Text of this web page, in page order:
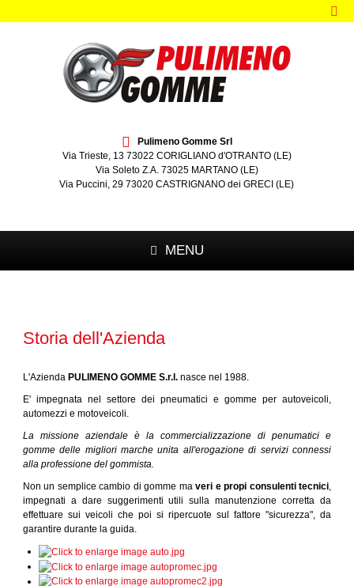
Pulimeno Gomme Srl
Via Trieste, 13 73022 CORIGLIANO d'OTRANTO (LE)
Via Soleto Z.A. 73025 MARTANO (LE)
Via Puccini, 29 73020 CASTRIGNANO dei GRECI (LE)
MENU
Storia dell'Azienda
L'Azienda PULIMENO GOMME S.r.l.nasce nel 1988.
E' impegnata nel settore dei pneumatici e gomme per autoveicoli,
automezzi e motoveicoli.
La missione aziendale è la commercializzazione di penumatici e
gomme delle migliori marche unita all'erogazione di servizi connessi
alla professione del gommista.
Non un semplice cambio di gomme maveri e propi consulenti tecnici,
impegnati a dare suggerimenti utili sulla manutenzione corretta da
effettuare sui veicoli che poi si ripercuote sul fattore "sicurezza", da
garantire durante la guida.